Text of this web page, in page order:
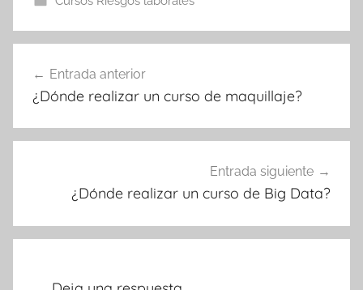
de
Entrada anterior
¿Dónde realizar un curso de maquillaje?
Entrada siguiente
¿Dónde realizar un curso de Big Data?